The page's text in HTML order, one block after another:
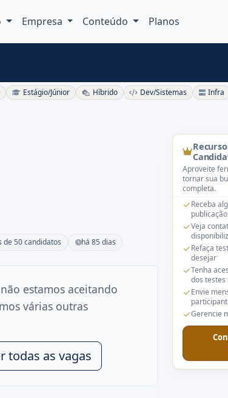
Empresa Conteúdo Planos
Estágio/Júnior Híbrido Dev/Sistemas Infra
de 50 candidatos há 85 dias
estamos aceitando
várias outras
todas as vagas
Aproveite
tornar sua
completa.
Receba
Veja
Refaça
desejar
Tenha
dos testes
Envie
Gerencie